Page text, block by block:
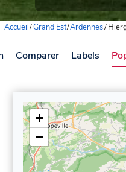
Accueil/Grand Est/Ardennes/
Comparer Labels
+
−